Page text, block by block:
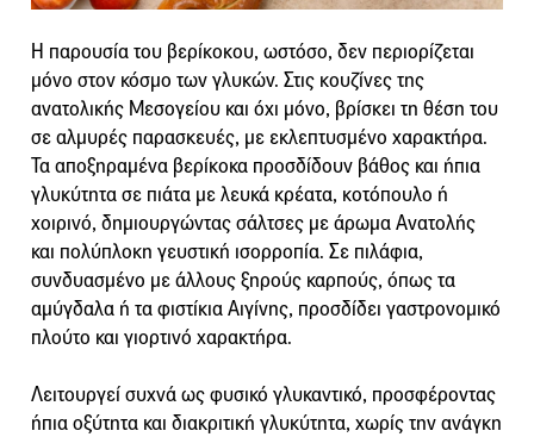
Η παρουσία του βερίκοκου, ωστόσο, δεν περιορίζεται
μόνο στον κόσμο των γλυκών. Στις κουζίνες της
ανατολικής Μεσογείου και όχι μόνο, βρίσκει τη θέση του
σε αλμυρές παρασκευές, με εκλεπτυσμένο χαρακτήρα.
Τα αποξηραμένα βερίκοκα προσδίδουν βάθος και ήπια
γλυκύτητα σε πιάτα με λευκά κρέατα, κοτόπουλο ή
χοιρινό, δημιουργώντας σάλτσες με άρωμα Ανατολής
και πολύπλοκη γευστική ισορροπία. Σε πιλάφια,
συνδυασμένο με άλλους ξηρούς καρπούς, όπως τα
αμύγδαλα ή τα φιστίκια Αιγίνης, προσδίδει γαστρονομικό
πλούτο και γιορτινό χαρακτήρα.
Λειτουργεί συχνά ως φυσικό γλυκαντικό, προσφέροντας
ήπια οξύτητα και διακριτική γλυκύτητα, χωρίς την ανάγκη